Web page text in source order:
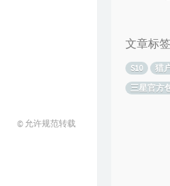
© 允许规范转载
文章标签
S10 猎
三星官方